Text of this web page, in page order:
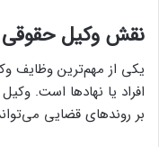
نقش وکیل حقوقی
یکی از مهم‌ترین وظایف
افراد یا نهادها است.
بر روندهای قضایی